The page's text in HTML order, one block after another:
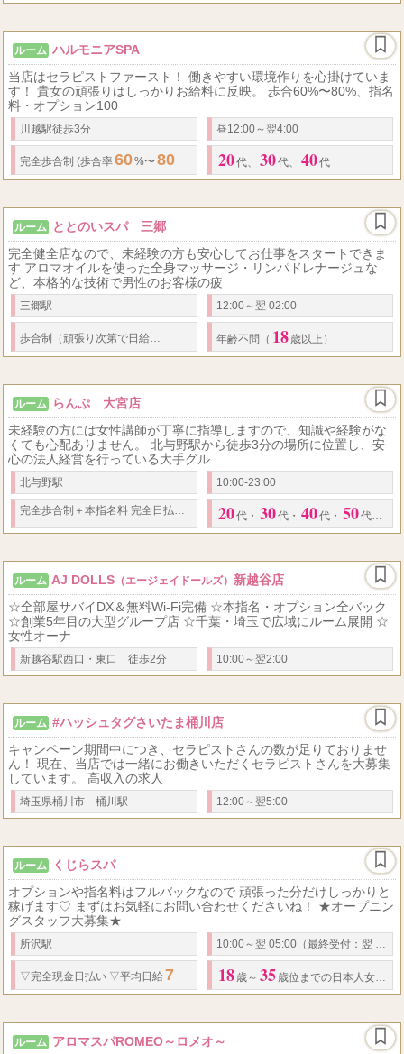
ルーム ハルモニアSPA
当店はセラピストファースト！ 働きやすい環境作りを心掛けていま
す！ 貴女の頑張りはしっかりお給料に反映。 歩合60%〜80%、指名
料・オプション100
川越駅徒歩3分 昼12:00～翌4:00
完全歩合制 (歩合率60%〜 80 %以上可能)
20代、 30代、 40代
ルーム ととのいスパ 三郷
完全健全店なので、未経験の方も安心してお仕事をスタートできま
す アロマオイルを使った全身マッサージ・リンパドレナージュな
ど、本格的な技術で男性のお客様の疲
三郷駅 12:00～翌 02:00
歩合制（頑張り次第で日給 円以上可） ☆ あなたに合った働き方で高
年齢不問（ 18 歳以上）
ルーム らんぷ 大宮店
未経験の方には女性講師が丁寧に指導しますので、知識や経験がな
くても心配ありません。 北与野駅から徒歩3分の場所に位置し、安
心の法人経営を行っている大手グル
北与野駅 10:00-23:00
完全歩合制＋本指名料 完全日払い制 オプション全額バック 20代・ 30代・ 40代・ 50代と幅広く募集させて頂いております。
ルーム AJ DOLLS （エージェイドールズ） 新越谷店
☆全部屋サバイDX＆無料Wi-Fi完備 ☆本指名・オプション全バック
☆創業5年目の大型グループ店 ☆千葉・埼玉で広域にルーム展開 ☆
女性オーナ
新越谷駅西口・東口 徒歩2分 10:00～翌2:00
ルーム #ハッシュタグさいたま桶川店
キャンペーン期間中につき、セラピストさんの数が足りておりませ
ん！ 現在、当店では一緒にお働きいただくセラピストさんを大募集
しています。 高収入の求人
埼玉県桶川市 桶川駅 12:00～翌5:00
ルーム
くじらスパ
オプションや指名料はフルバックなので 頑張った分だけしっかりと
稼げます♡ まずはお気軽にお問い合わせくださいね！ ★オープニン
グスタッフ大募集★
所沢駅 10:00～翌 05:00（最終受付：翌 02:00）
▽完全現金日払い ▽平均日給 7 基本コースバック 50%以上、オプシ
18 歳～ 35 歳位までの日本人女性歓迎！！（高校生不可）
ルーム アロマスパROMEO～ロメオ～